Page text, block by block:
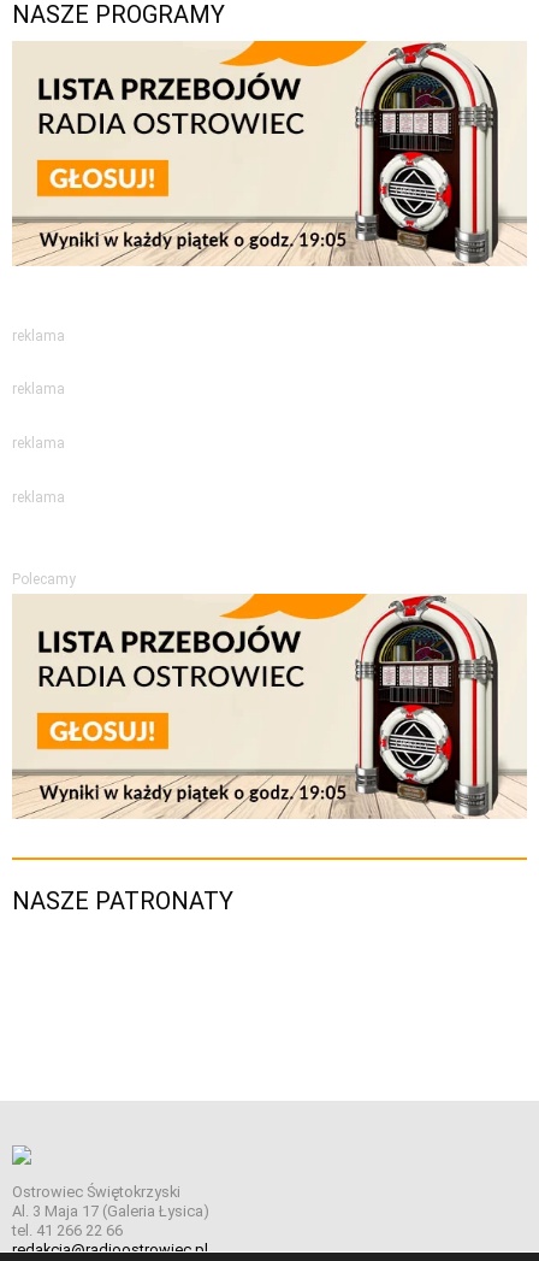
NASZE PROGRAMY
reklama
reklama
reklama
reklama
Polecamy
NASZE PATRONATY
Ostrowiec Świętokrzyski
Al. 3 Maja 17 (Galeria Łysica)
tel. 41 266 22 66
redakcja@radioostrowiec.pl